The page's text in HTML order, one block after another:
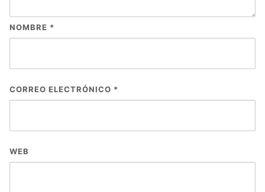
NOMBRE *
CORREO ELECTRÓNICO *
WEB